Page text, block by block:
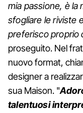
mia passione, è la
sfogliare le riviste
preferisco proprio
proseguito. Nel
nuovo format,
designer a
sua Maison. "
talentuosi